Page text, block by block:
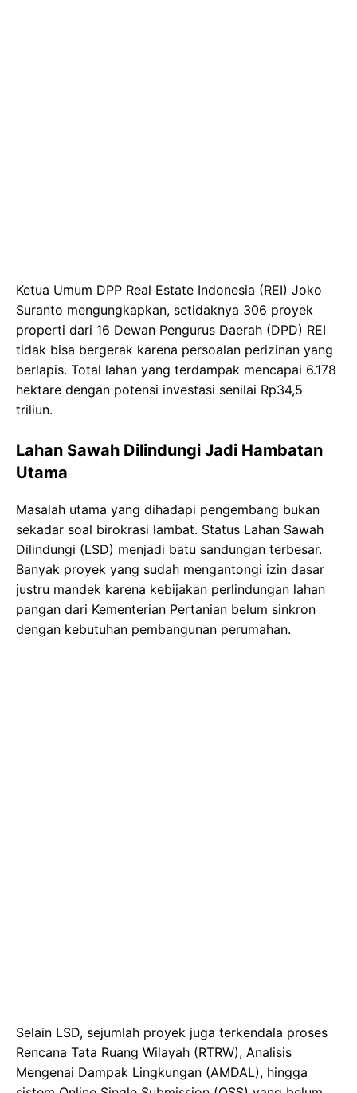
Ketua Umum DPP Real Estate Indonesia (REI) Joko
Suranto mengungkapkan, setidaknya 306 proyek
properti dari 16 Dewan Pengurus Daerah (DPD) REI
tidak bisa bergerak karena persoalan perizinan yang
berlapis. Total lahan yang terdampak mencapai 6.178
hektare dengan potensi investasi senilai Rp34,5
triliun.
Lahan Sawah Dilindungi Jadi Hambatan
Utama
Masalah utama yang dihadapi pengembang bukan
sekadar soal birokrasi lambat. Status Lahan Sawah
Dilindungi (LSD) menjadi batu sandungan terbesar.
Banyak proyek yang sudah mengantongi izin dasar
justru mandek karena kebijakan perlindungan lahan
pangan dari Kementerian Pertanian belum sinkron
dengan kebutuhan pembangunan perumahan.
Selain LSD, sejumlah proyek juga terkendala proses
Rencana Tata Ruang Wilayah (RTRW), Analisis
Mengenai Dampak Lingkungan (AMDAL), hingga